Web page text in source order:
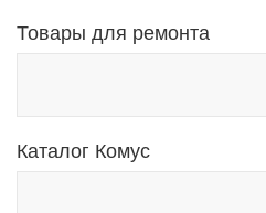
Товары для ремонта
Каталог Комус